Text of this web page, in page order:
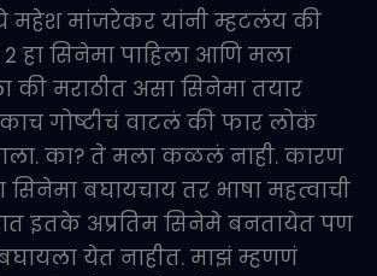
महेश मांजरेकर यांनी म्हटलंय की
हा सिनेमा पाहिला आणि मला
की मराठीत असा सिनेमा तयार
गोष्टीचं वाटलं की फार लोकं
का? ते मला कळलं नाही. कारण
सिनेमा बघायचाय तर भाषा महत्वाची
इतके अप्रतिम सिनेमे बनतायेत पण
येत नाहीत. माझं म्हणणं